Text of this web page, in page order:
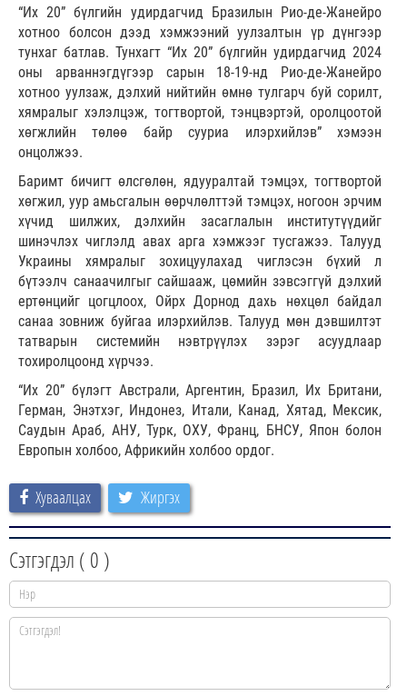
“Их 20” бүлгийн удирдагчид Бразилын Рио-де-Жанейро
хотноо болсон дээд хэмжээний уулзалтын үр дүнгээр
тунхаг батлав. Тунхагт “Их 20” бүлгийн удирдагчид 2024
оны арваннэгдүгээр сарын 18-19-нд Рио-де-Жанейро
хотноо уулзаж, дэлхий нийтийн өмнө тулгарч буй сорилт,
хямралыг хэлэлцэж, тогтвортой, тэнцвэртэй, оролцоотой
хөгжлийн төлөө байр сууриа илэрхийлэв” хэмээн
онцолжээ.
Баримт бичигт өлсгөлөн, ядууралтай тэмцэх, тогтвортой
хөгжил, уур амьсгалын өөрчлөлттэй тэмцэх, ногоон эрчим
хүчид шилжих, дэлхийн засаглалын институтүүдийг
шинэчлэх чиглэлд авах арга хэмжээг тусгажээ. Талууд
Украины хямралыг зохицуулахад чиглэсэн бүхий л
бүтээлч санаачилгыг сайшааж, цөмийн зэвсэггүй дэлхий
ертөнцийг цогцлоох, Ойрх Дорнод дахь нөхцөл байдал
санаа зовниж буйгаа илэрхийлэв. Талууд мөн дэвшилтэт
татварын системийн нэвтрүүлэх зэрэг асуудлаар
тохиролцоонд хүрчээ.
“Их 20” бүлэгт Австрали, Аргентин, Бразил, Их Британи,
Герман, Энэтхэг, Индонез, Итали, Канад, Хятад, Мексик,
Саудын Араб, АНУ, Турк, ОХУ, Франц, БНСУ, Япон болон
Европын холбоо, Африкийн холбоо ордог.
Хуваалцах Жиргэх
Сэтгэгдэл ( 0 )